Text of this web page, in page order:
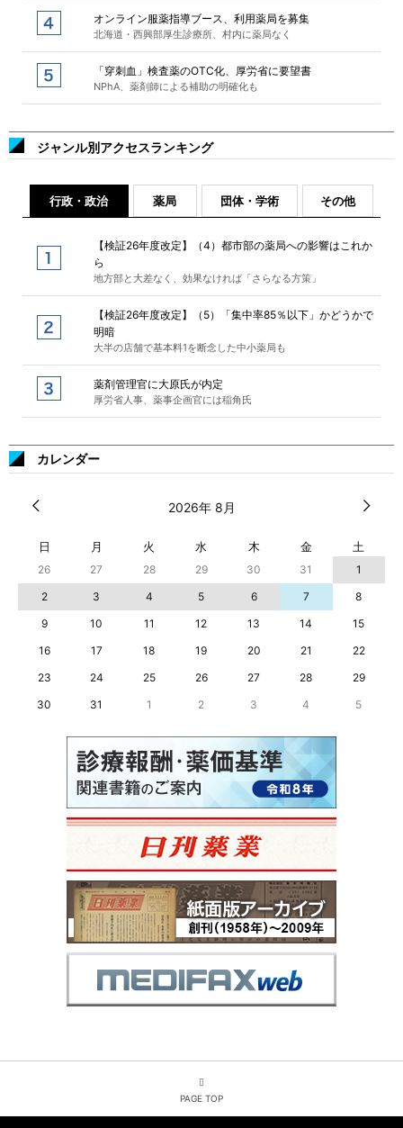
オンライン服薬指導ブース、利用薬局を募集
北海道・西興部厚生診療所、村内に薬局なく
「穿刺血」検査薬のOTC化、厚労省に要望書
NPhA、薬剤師による補助の明確化も
ジャンル別アクセスランキング
行政・政治 薬局 団体・学術 その他
【検証26年度改定】（4）都市部の薬局への影響はこれか
ら
地方部と大差なく、効果なければ「さらなる方策」
【検証26年度改定】（5）「集中率85％以下」かどうかで
明暗
大半の店舗で基本料1を断念した中小薬局も
薬剤管理官に大原氏が内定
厚労省人事、薬事企画官には稲角氏
カレンダー
2026年 8月
日 月 火 水 木 金 土
26 27 28 29 30 31
1
2
3 4 5 6 7
8
9
10 11 12 13 14
15
16
17 18 19 20 21
22
23
24 25 26 27 28
29
30
31 1 2 3 4 5
PAGE TOP